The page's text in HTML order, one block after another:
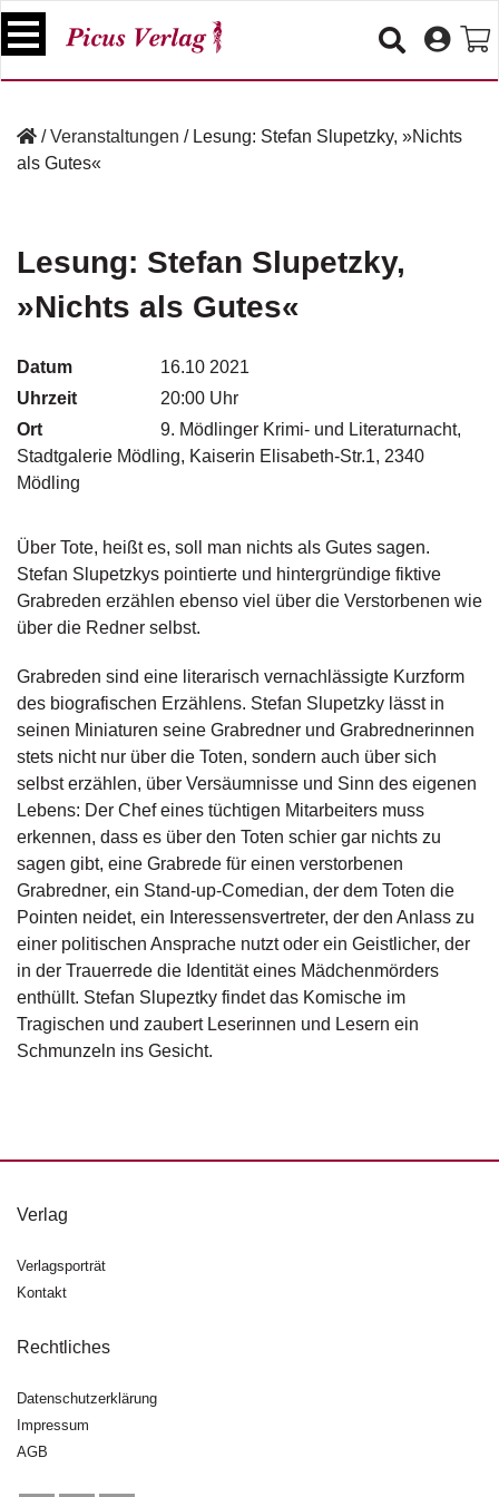
S
k
ü
h
V
r
n
t
a
lt
n
e
n
B
l
g
V
o
s
c
h
a
u
H
n
d
e
l
s
e
R
i
ts
Ü
b
e
u
/ Veranstaltungen / Lesung: Stefan Slupetzky, »Nichts
als Gutes«
Lesung: Stefan Slupetzky,
»Nichts als Gutes«
Datum
16.10 2021
Uhrzeit
20:00 Uhr
Ort
9. Mödlinger Krimi- und Literaturnacht,
Stadtgalerie Mödling, Kaiserin Elisabeth-Str.1, 2340
Mödling
Über Tote, heißt es, soll man nichts als Gutes sagen.
Stefan Slupetzkys pointierte und hintergründige fiktive
Grabreden erzählen ebenso viel über die Verstorbenen wie
über die Redner selbst.
Grabreden sind eine literarisch vernachlässigte Kurzform
des biografischen Erzählens. Stefan Slupetzky lässt in
seinen Miniaturen seine Grabredner und Grabrednerinnen
stets nicht nur über die Toten, sondern auch über sich
selbst erzählen, über Versäumnisse und Sinn des eigenen
Lebens: Der Chef eines tüchtigen Mitarbeiters muss
erkennen, dass es über den Toten schier gar nichts zu
sagen gibt, eine Grabrede für einen verstorbenen
Grabredner, ein Stand-up-Comedian, der dem Toten die
Pointen neidet, ein Interessensvertreter, der den Anlass zu
einer politischen Ansprache nutzt oder ein Geistlicher, der
in der Trauerrede die Identität eines Mädchenmörders
enthüllt. Stefan Slupeztky findet das Komische im
Tragischen und zaubert Leserinnen und Lesern ein
Schmunzeln ins Gesicht.
Verlag
Verlagsporträt
Kontakt
Rechtliches
Datenschutzerklärung
Impressum
AGB